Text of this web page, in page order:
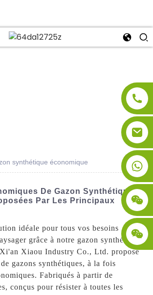
synthétique économique
De Gazon Synthétique
Par Les Principaux
idéale pour tous vos besoins
grâce à notre gazon synthétique
Xiaou Industry Co., Ltd. propose
gazons synthétiques, à la fois
Fabriqués à partir de
conçus pour résister à toutes les